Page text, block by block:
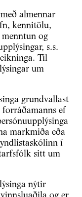
almennar
kennitölu,
og
s.s.
Til
um
grundvallast
ef
markmiða eða
í
sitt um
nýtir